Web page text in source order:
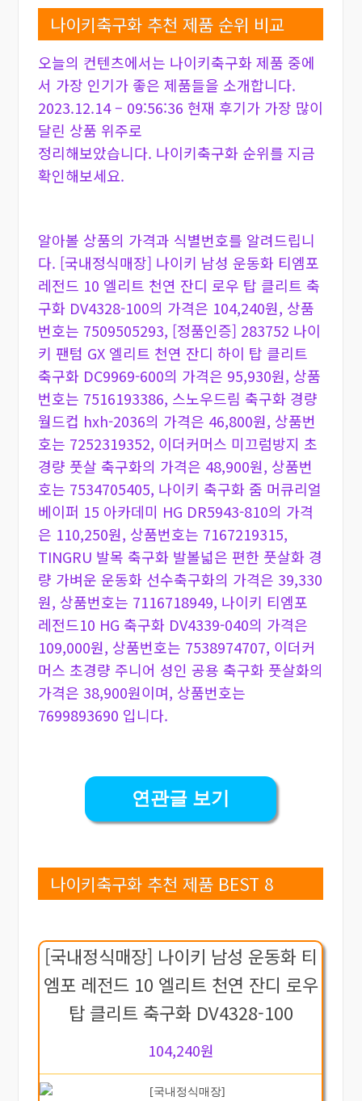
나이키축구화 추천 제품 순위 비교
오늘의 컨텐츠에서는 나이키축구화 제품 중에
서 가장 인기가 좋은 제품들을 소개합니다.
2023.12.14 – 09:56:36 현재 후기가 가장 많이
달린 상품 위주로
정리해보았습니다. 나이키축구화 순위를 지금
확인해보세요.
알아볼 상품의 가격과 식별번호를 알려드립니
다. [국내정식매장] 나이키 남성 운동화 티엠포
레전드 10 엘리트 천연 잔디 로우 탑 클리트 축
구화 DV4328-100의 가격은 104,240원, 상품
번호는 7509505293, [정품인증] 283752 나이
키 팬텀 GX 엘리트 천연 잔디 하이 탑 클리트
축구화 DC9969-600의 가격은 95,930원, 상품
번호는 7516193386, 스노우드림 축구화 경량
월드컵 hxh-2036의 가격은 46,800원, 상품번
호는 7252319352, 이더커머스 미끄럼방지 초
경량 풋살 축구화의 가격은 48,900원, 상품번
호는 7534705405, 나이키 축구화 줌 머큐리얼
베이퍼 15 아카데미 HG DR5943-810의 가격
은 110,250원, 상품번호는 7167219315,
TINGRU 발목 축구화 발볼넓은 편한 풋살화 경
량 가벼운 운동화 선수축구화의 가격은 39,330
원, 상품번호는 7116718949, 나이키 티엠포
레전드10 HG 축구화 DV4339-040의 가격은
109,000원, 상품번호는 7538974707, 이더커
머스 초경량 주니어 성인 공용 축구화 풋살화의
가격은 38,900원이며, 상품번호는
7699893690 입니다.
연관글 보기
나이키축구화 추천 제품 BEST 8
[국내정식매장] 나이키 남성 운동화 티
엠포 레전드 10 엘리트 천연 잔디 로우
탑 클리트 축구화 DV4328-100
104,240원